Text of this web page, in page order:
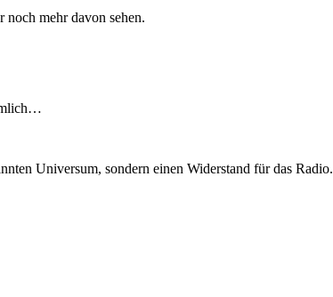
mehr davon sehen.
Universum, sondern einen Widerstand für das Radio.